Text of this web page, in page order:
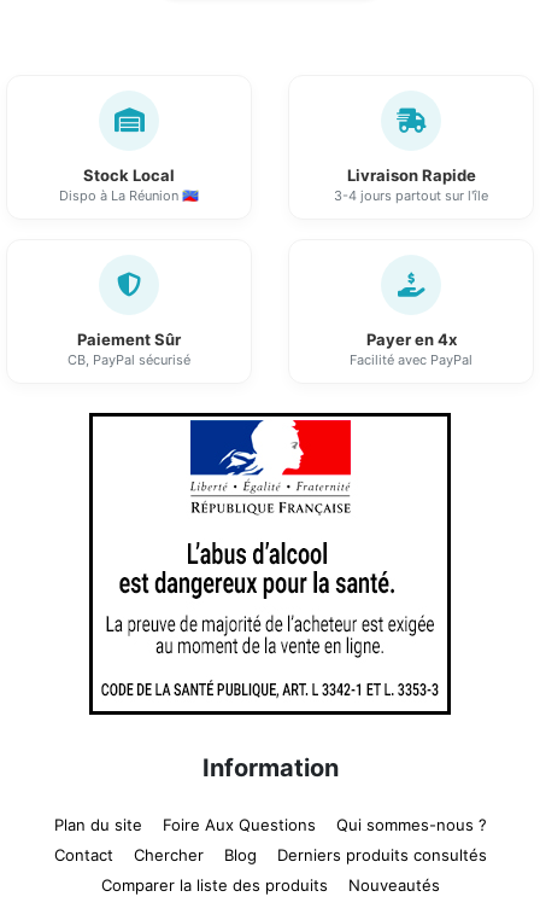
Stock Local
Dispo à La Réunion 🇷🇪
Livraison Rapide
3-4 jours partout sur l'île
Paiement Sûr
CB, PayPal sécurisé
Payer en 4x
Facilité avec PayPal
Information
Plan du site Foire Aux Questions
Qui sommes-nous ?
Contact
Chercher Blog
Derniers produits consultés
Comparer la liste des produits
Nouveautés